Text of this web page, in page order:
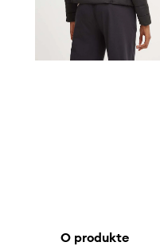
O produkte